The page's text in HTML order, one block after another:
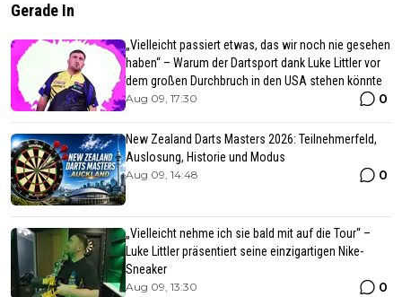
Gerade In
„Vielleicht passiert etwas, das wir noch nie gesehen
haben“ – Warum der Dartsport dank Luke Littler vor
dem großen Durchbruch in den USA stehen könnte
Aug 09, 17:30 0
New Zealand Darts Masters 2026: Teilnehmerfeld,
Auslosung, Historie und Modus
Aug 09, 14:48 0
„Vielleicht nehme ich sie bald mit auf die Tour“ –
Luke Littler präsentiert seine einzigartigen Nike-
Sneaker
Aug 09, 13:30 0